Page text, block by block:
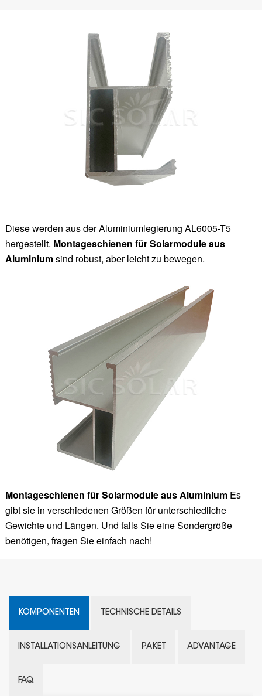
Diese werden aus der Aluminiumlegierung AL6005-T5
hergestellt. Montageschienen für Solarmodule aus
Aluminiumsind robust, aber leicht zu bewegen.
Montageschienen für Solarmodule aus Aluminium Es
gibt sie in verschiedenen Größen für unterschiedliche
Gewichte und Längen. Und falls Sie eine Sondergröße
benötigen, fragen Sie einfach nach!
KOMPONENTEN TECHNISCHE DETAILS
INSTALLATIONSANLEITUNG PAKET ADVANTAGE
FAQ